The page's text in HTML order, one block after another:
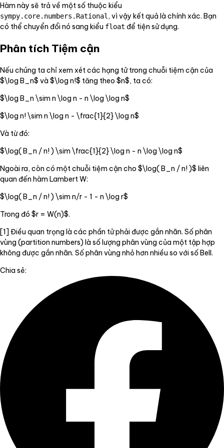
Hàm này sẽ trả về một số thuộc kiểu
sympy.core.numbers.Rational , vì vậy kết quả là chính xác. Bạn
có thể chuyển đổi nó sang kiểu float để tiện sử dụng.
Phân tích Tiệm cận
Nếu chúng ta chỉ xem xét các hạng tử trong chuỗi tiệm cận của
$\log B_n$ và $\log n!$ tăng theo $n$, ta có:
$\log B_n \sim n \log n - n \log \log n$
$\log n! \sim n \log n - \frac{1}{2} \log n$
Và từ đó:
$\log( B_n / n! ) \sim \frac{1}{2} \log n - n \log \log n$
Ngoài ra, còn có một chuỗi tiệm cận cho $\log( B_n / n! )$ liên
quan đến hàm Lambert W:
$\log( B_n / n! ) \sim n/r - 1 - n \log r$
Trong đó $r = W(n)$.
[1] Điều quan trọng là các phần tử phải được gắn nhãn. Số phân
vùng (partition numbers) là số lượng phân vùng của một tập hợp
không được gắn nhãn. Số phân vùng nhỏ hơn nhiều so với số Bell.
Chia sẻ: